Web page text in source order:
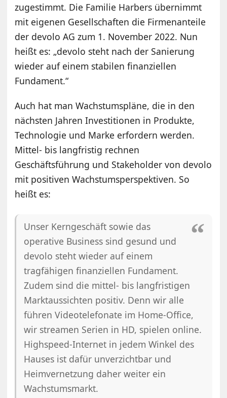
zugestimmt. Die Familie Harbers übernimmt
mit eigenen Gesellschaften die Firmenanteile
der devolo AG zum 1. November 2022. Nun
heißt es: „devolo steht nach der Sanierung
wieder auf einem stabilen finanziellen
Fundament.“
Auch hat man Wachstumspläne, die in den
nächsten Jahren Investitionen in Produkte,
Technologie und Marke erfordern werden.
Mittel- bis langfristig rechnen
Geschäftsführung und Stakeholder von devolo
mit positiven Wachstumsperspektiven. So
heißt es:
Unser Kerngeschäft sowie das
operative Business sind gesund und
devolo steht wieder auf einem
tragfähigen finanziellen Fundament.
Zudem sind die mittel- bis langfristigen
Marktaussichten positiv. Denn wir alle
führen Videotelefonate im Home-Office,
wir streamen Serien in HD, spielen online.
Highspeed-Internet in jedem Winkel des
Hauses ist dafür unverzichtbar und
Heimvernetzung daher weiter ein
Wachstumsmarkt.